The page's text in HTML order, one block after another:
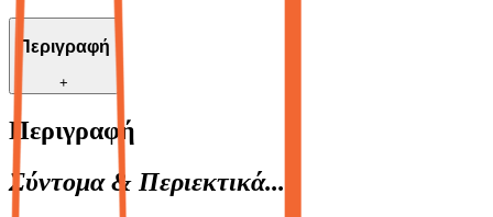
Περιγραφή
+
Περιγραφή
Σύντομα & Περιεκτικά...